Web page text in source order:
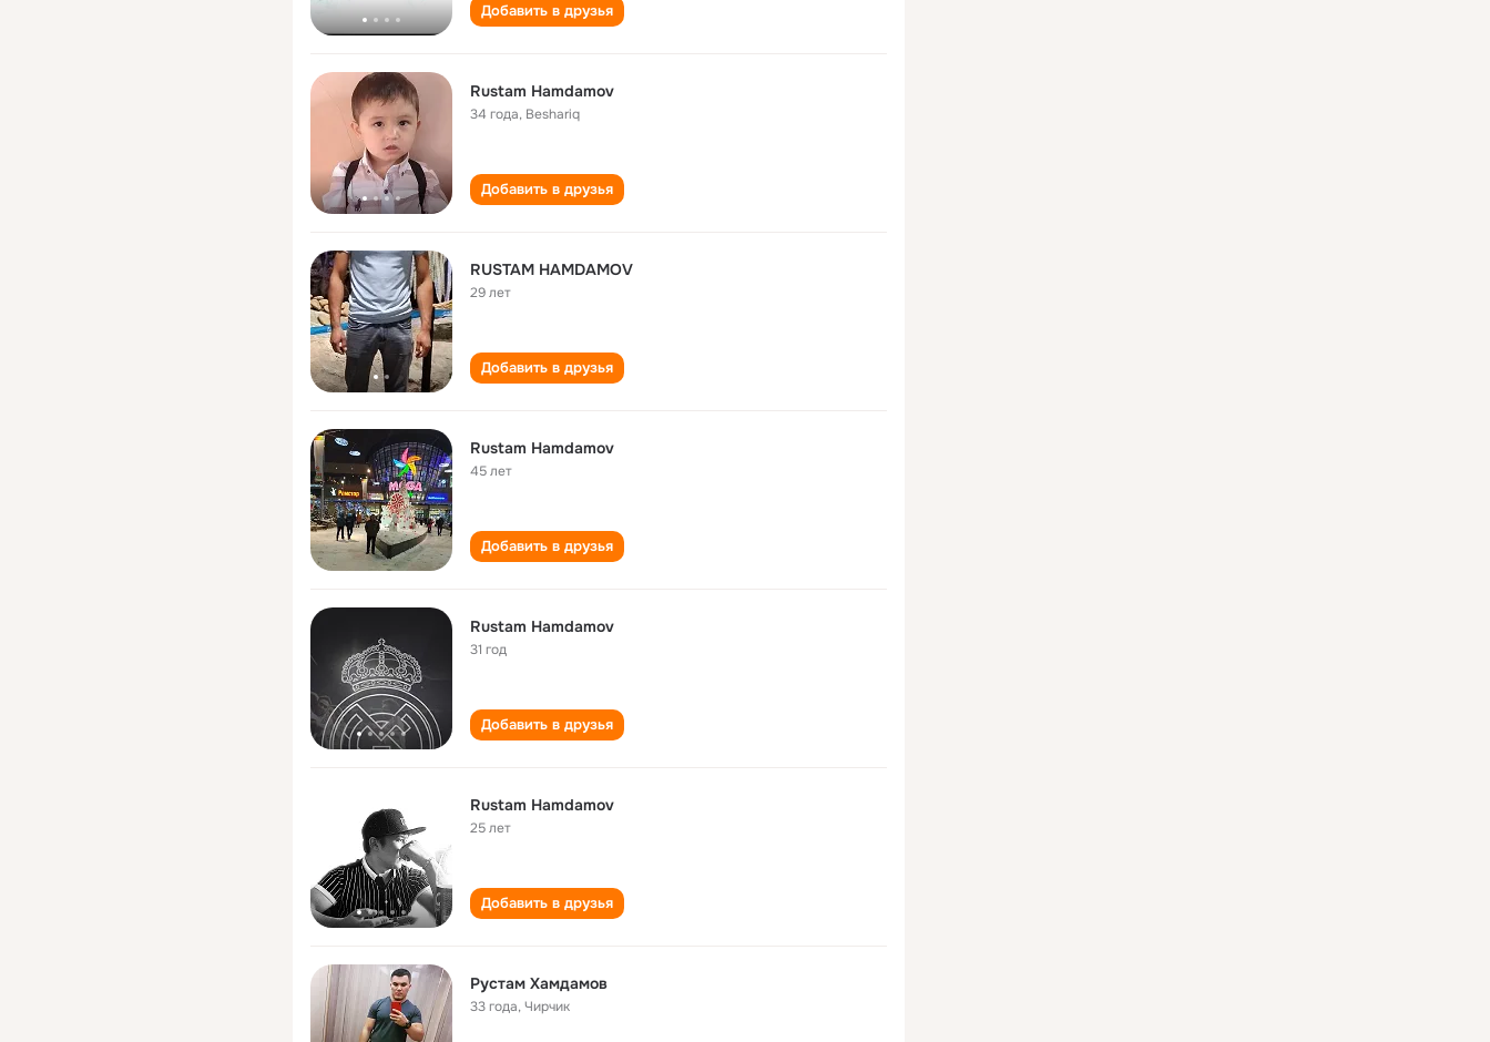
Добавить в друзья
Rustam Hamdamov
34 года, Beshariq
Добавить в друзья
RUSTAM HAMDAMOV
29 лет
Добавить в друзья
Rustam Hamdamov
45 лет
Добавить в друзья
Rustam Hamdamov
31 год
Добавить в друзья
Rustam Hamdamov
25 лет
Добавить в друзья
Рустам Хамдамов
33 года,Чирчик